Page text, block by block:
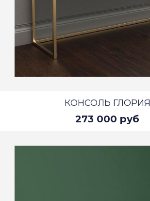
КОНСОЛЬ ГЛОРИЯ
273 000 руб